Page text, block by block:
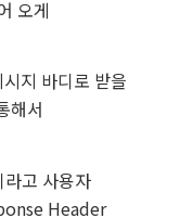
오게
지 바디로 받을
해서
고 사용자
Header